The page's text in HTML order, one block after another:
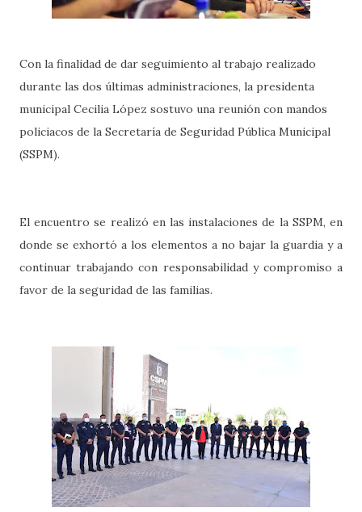
Con la finalidad de dar seguimiento al trabajo realizado
durante las dos últimas administraciones, la presidenta
municipal Cecilia López sostuvo una reunión con mandos
policiacos de la Secretaría de Seguridad Pública Municipal
(SSPM).
El encuentro se realizó en las instalaciones de la SSPM, en
donde se exhortó a los elementos a no bajar la guardia y a
continuar trabajando con responsabilidad y compromiso a
favor de la seguridad de las familias.